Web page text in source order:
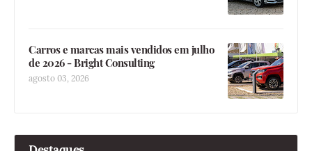
Carros e marcas mais vendidos em julho
de 2026 - Bright Consulting
agosto 03, 2026